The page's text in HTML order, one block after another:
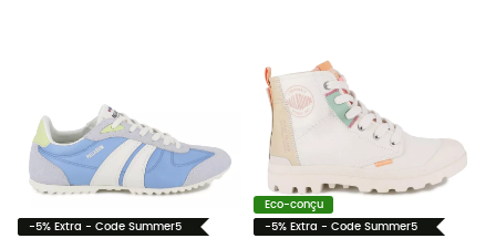
-5% Extra - Code Summer5
Eco-conçu
-5% Extra - Code Summer5